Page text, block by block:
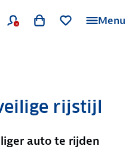
Menu
rijstijl
auto te rijden